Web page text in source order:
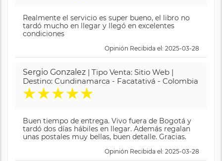
Realmente el servicio es super bueno, el libro no
tardó mucho en llegar y llegó en excelentes
condiciones
Opinión Recibida el: 2025-03-28
Sergio Gonzalez | Tipo Venta: Sitio Web |
Destino: Cundinamarca - Facatativá - Colombia
★★★★★
Buen tiempo de entrega. Vivo fuera de Bogotá y
tardó dos días hábiles en llegar. Además regalan
unas postales muy bellas, buen detalle. Gracias.
Opinión Recibida el: 2025-03-28